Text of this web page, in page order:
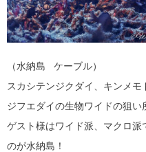
（水納島 ケーブル）
スカシテンジクダイ、キンメ
ジフエダイの生物ワイドの狙い
ゲスト様はワイド派、マクロ
のが水納島！